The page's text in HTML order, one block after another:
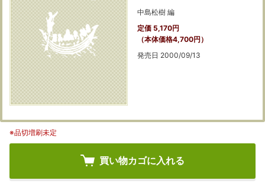
中島松樹 編
定価 5,170円
（本体価格4,700円）
発売日 2000/09/13
※品切増刷未定
買い物カゴに入れる